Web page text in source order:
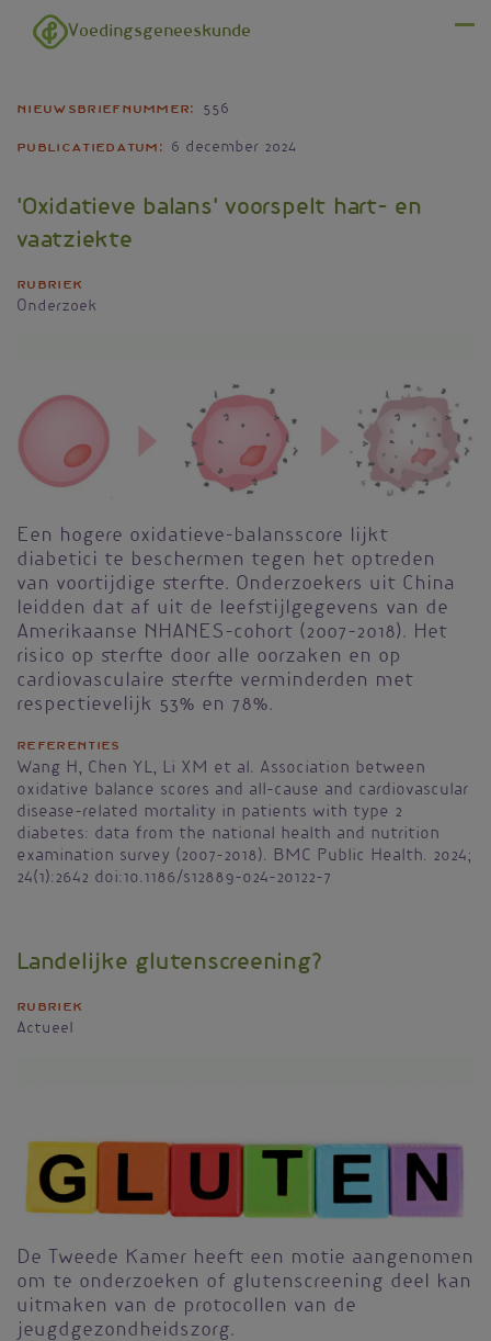
Overslaan en naar de inhoud gaan
Voedingsgeneeskunde
Nieuwsbriefnummer 556
Publicatiedatum 6 december 2024
'Oxidatieve balans' voorspelt hart- en
vaatziekte
Rubriek
Onderzoek
Een hogere oxidatieve-balansscore lijkt
diabetici te beschermen tegen het optreden
van voortijdige sterfte. Onderzoekers uit China
leidden dat af uit de leefstijlgegevens van de
Amerikaanse NHANES-cohort (2007-2018). Het
risico op sterfte door alle oorzaken en op
cardiovasculaire sterfte verminderden met
respectievelijk 53% en 78%.
Referenties
Wang H, Chen YL, Li XM et al. Association between
oxidative balance scores and all-cause and cardiovascular
disease-related mortality in patients with type 2
diabetes: data from the national health and nutrition
examination survey (2007-2018). BMC Public Health. 2024;
24(1):2642 doi:10.1186/s12889-024-20122-7
Landelijke glutenscreening?
Rubriek
Actueel
De Tweede Kamer heeft een motie aangenomen
om te onderzoeken of glutenscreening deel kan
uitmaken van de protocollen van de
jeugdgezondheidszorg.